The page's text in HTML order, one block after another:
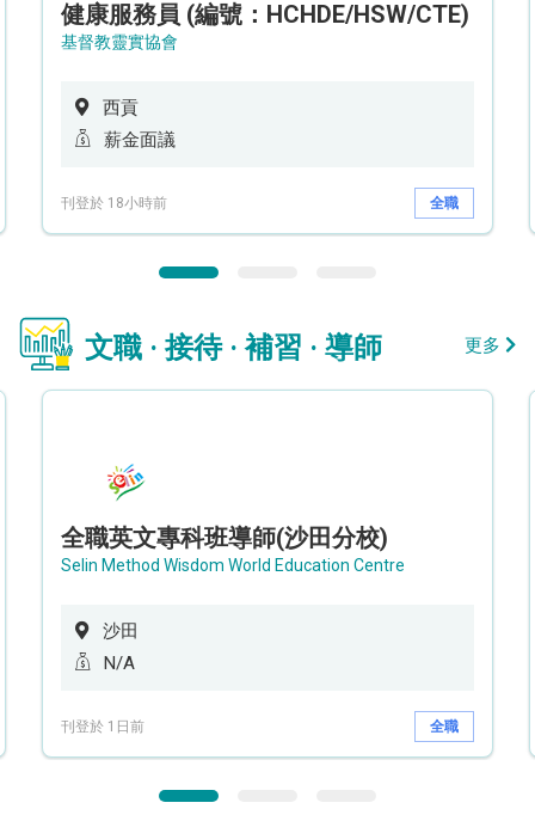
健康服務員 (編號：HCHDE/HSW/CTE)
基督教靈實協會
西貢
薪金面議
刊登於 18小時前 全職
文職 · 接待 · 補習 · 導師 更多
全職英文專科班導師(沙田分校)
Selin Method Wisdom World Education Centre
沙田
N/A
刊登於 1日前 全職